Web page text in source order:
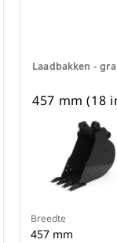
Laadbakken -
457 mm (18
Breedte
457 mm